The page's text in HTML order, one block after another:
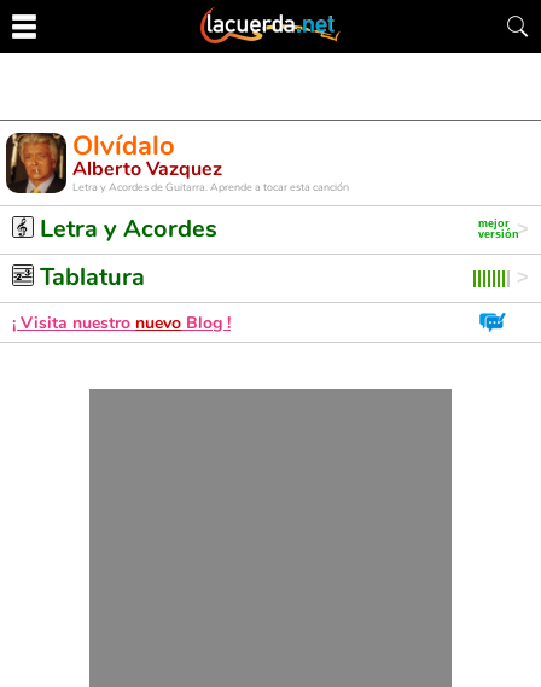
Olvídalo
Alberto Vazquez
Letra y Acordes de Guitarra. Aprende a tocar esta canción
Letra y Acordes
Tablatura
¡ Visita nuestro nuevo Blog !